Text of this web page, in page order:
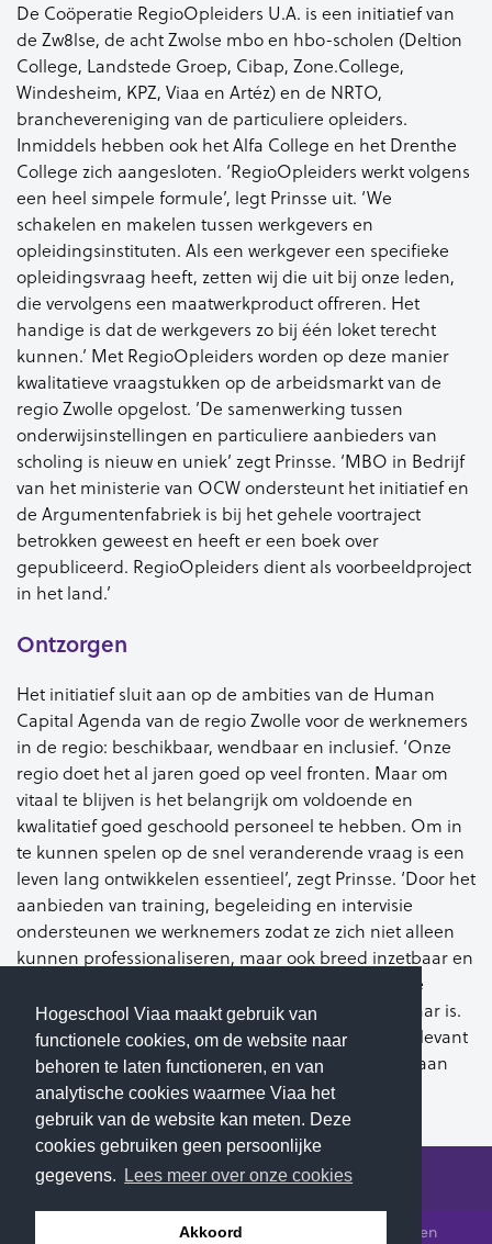
Hogeschool Viaa maakt gebruik van
functionele cookies, om de website naar
behoren te laten functioneren, en van
analytische cookies waarmee Viaa het
gebruik van de website kan meten. Deze
cookies gebruiken geen persoonlijke
gegevens.
Lees meer over onze cookies
Akkoord
De Coöperatie RegioOpleiders U.A. is een initiatief van
de Zw8lse, de acht Zwolse mbo en hbo-scholen (Deltion
College, Landstede Groep, Cibap, Zone.College,
Windesheim, KPZ, Viaa en Artéz) en de NRTO,
branchevereniging van de particuliere opleiders.
Inmiddels hebben ook het Alfa College en het Drenthe
College zich aangesloten. ‘RegioOpleiders werkt volgens
een heel simpele formule’, legt Prinsse uit. ‘We
schakelen en makelen tussen werkgevers en
opleidingsinstituten. Als een werkgever een specifieke
opleidingsvraag heeft, zetten wij die uit bij onze leden,
die vervolgens een maatwerkproduct offreren. Het
handige is dat de werkgevers zo bij één loket terecht
kunnen.’ Met RegioOpleiders worden op deze manier
kwalitatieve vraagstukken op de arbeidsmarkt van de
regio Zwolle opgelost. ’De samenwerking tussen
onderwijsinstellingen en particuliere aanbieders van
scholing is nieuw en uniek’ zegt Prinsse. ‘MBO in Bedrijf
van het ministerie van OCW ondersteunt het initiatief en
de Argumentenfabriek is bij het gehele voortraject
betrokken geweest en heeft er een boek over
gepubliceerd. RegioOpleiders dient als voorbeeldproject
in het land.’
Ontzorgen
Het initiatief sluit aan op de ambities van de Human
Capital Agenda van de regio Zwolle voor de werknemers
in de regio: beschikbaar, wendbaar en inclusief. ‘Onze
regio doet het al jaren goed op veel fronten. Maar om
vitaal te blijven is het belangrijk om voldoende en
kwalitatief goed geschoold personeel te hebben. Om in
te kunnen spelen op de snel veranderende vraag is een
leven lang ontwikkelen essentieel’, zegt Prinsse. ‘Door het
aanbieden van training, begeleiding en intervisie
ondersteunen we werknemers zodat ze zich niet alleen
kunnen professionaliseren, maar ook breed inzetbaar en
flexibel zijn. Wij creëren scholing die aansluit op de
praktijk en die voor werkgevers gemakkelijk vindbaar is.
Kortom: wij houden ons bezig met arbeidsmarktrelevant
opleiden, we ontzorgen werkgevers en dragen bij aan
wendbare oplossingen voor de regio Zwolle.’
© 2026 Hogeschool Viaa - Alle rechten voorbehouden